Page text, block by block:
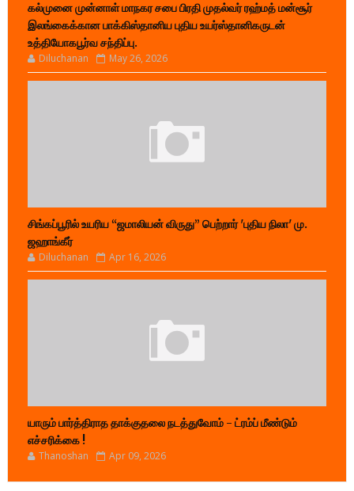
கல்முனை முன்னாள் மாநகர சபை பிரதி முதல்வர் ரஹ்மத் மன்சூர்
இலங்கைக்கான பாக்கிஸ்தானிய புதிய உயர்ஸ்தானிகருடன்
உத்தியோகபூர்வ சந்திப்பு.
Diluchanan May 26, 2026
சிங்கப்பூரில் உயரிய “ஜமாலியன் விருது” பெற்றார் 'புதிய நிலா' மு.
ஜஹாங்கீர்
Diluchanan Apr 16, 2026
யாரும் பார்த்திராத தாக்குதலை நடத்துவோம் - ட்ரம்ப் மீண்டும்
எச்சரிக்கை !
Thanoshan Apr 09, 2026